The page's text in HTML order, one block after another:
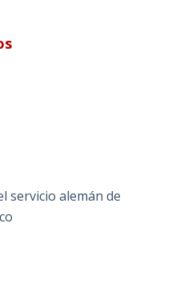
servicio alemán de